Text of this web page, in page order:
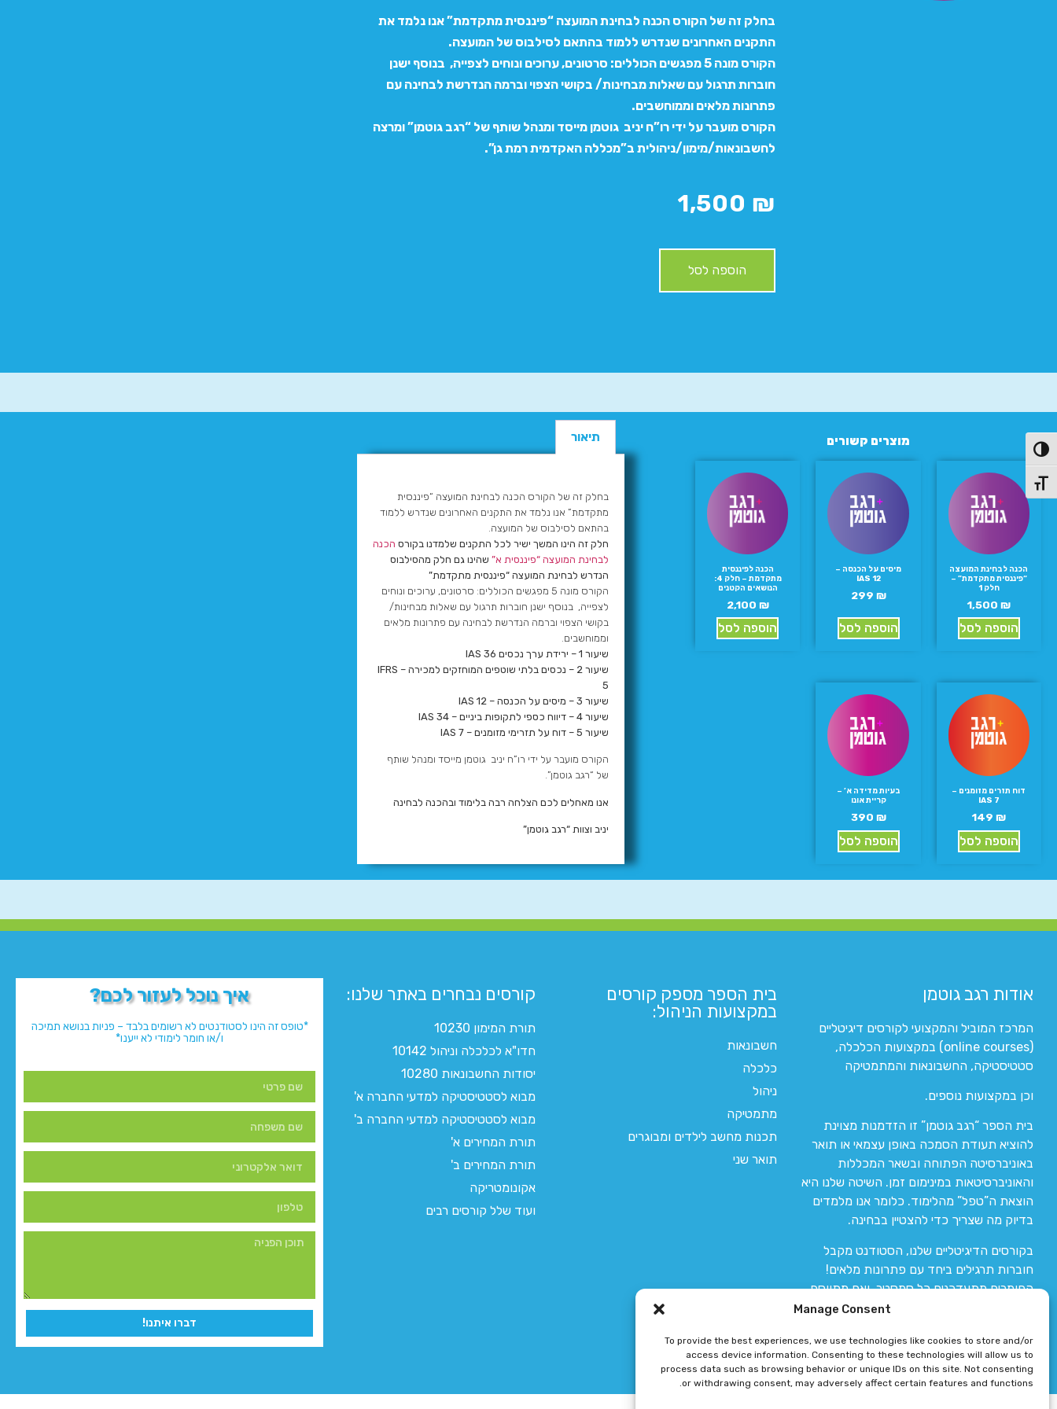
Manage Consent
To provide the best experiences, we use technologies like cookies to store and/or
access device information. Consenting to these technologies will allow us to
process data such as browsing behavior or unique IDs on this site. Not consenting
or withdrawing consent, may adversely affect certain features and functions.
הפעל/כבה ניגודיות גבוהה
מתג גודל גופן
בחלק זה של הקורס הכנה לבחינת המועצה “פיננסית מתקדמת” אנו נלמד את
התקנים האחרונים שנדרש ללמוד בהתאם לסילבוס של המועצה.
הקורס מונה 5 מפגשים הכוללים: סרטונים, ערוכים ונוחים לצפייה, בנוסף ישנן
חוברות תרגול עם שאלות מבחינות/ בקושי הצפוי וברמה הנדרשת לבחינה עם
פתרונות מלאים וממוחשבים.
הקורס מועבר על ידי רו”ח יניב גוטמן מייסד ומנהל שותף של “רגב גוטמן” ומרצה
לחשבונאות/מימון/ניהולית ב”מכללה האקדמית רמת גן”.
1,500 ₪
הוספה לסל
מוצרים קשורים
הכנה לבחינת המועצה
“פיננסית מתקדמת” –
חלק 1
1,500 ₪
הוספה לסל
מיסים על הכנסה –
IAS 12
299 ₪
הוספה לסל
הכנה לפיננסית
מתקדמת – חלק 4:
הנושאים הקטנים
2,100 ₪
הוספה לסל
דוח תזרים מזומנים –
IAS 7
149 ₪
הוספה לסל
בעיות מדידה א’ –
קריית אונו
390 ₪
הוספה לסל
תיאור
בחלק זה של הקורס הכנה לבחינת המועצה “פיננסית
מתקדמת” אנו נלמד את התקנים האחרונים שנדרש ללמוד
בהתאם לסילבוס של המועצה.
חלק זה הינו המשך ישיר לכל התקנים שלמדנו בקורס הכנה
לבחינת המועצה “פיננסית א” שהינו גם חלק מהסילבוס
הנדרש לבחינת המועצה “פיננסית מתקדמת”
הקורס מונה 5 מפגשים הכוללים: סרטונים, ערוכים ונוחים
לצפייה, בנוסף ישנן חוברות תרגול עם שאלות מבחינות/
בקושי הצפוי וברמה הנדרשת לבחינה עם פתרונות מלאים
וממוחשבים.
שיעור 1 – ירידת ערך נכסים IAS 36
שיעור 2 – נכסים בלתי שוטפים המוחזקים למכירה – IFRS
5
שיעור 3 – מיסים על הכנסה – IAS 12
שיעור 4 – דיווח כספי לתקופות ביניים – IAS 34
שיעור 5 – דוח על תזרימי מזומנים – IAS 7
הקורס מועבר על ידי רו”ח יניב גוטמן מייסד ומנהל שותף
של “רגב גוטמן”.
אנו מאחלים לכם הצלחה רבה בלימוד ובהכנה לבחינה
יניב וצוות “רגב גוטמן”
אודות רגב גוטמן
המרכז המוביל והמקצועי לקורסים דיגיטליים
(online courses) במקצועות הכלכלה,
סטטיסטיקה, החשבונאות והמתמטיקה
וכן במקצועות נוספים.
בית הספר “רגב גוטמן” זו הזדמנות מצוינת
להוציא תעודת הסמכה באופן עצמאי או תואר
באוניברסיטה הפתוחה ובשאר המכללות
והאוניברסיטאות במינימום זמן. השיטה שלנו היא
הוצאת ה”טפל” מהלימוד. כלומר אנו מלמדים
בדיוק מה שצריך כדי להצטיין בבחינה.
בקורסים הדיגיטליים שלנו, הסטודנט מקבל
חוברות תרגילים ביחד עם פתרונות מלאים!
החומרים מתעדכנים כל סמסטר, ואם מתווסף
חומר חדש אז הקורס מתעדכן יחד איתו.
בית הספר מספק קורסים
במקצועות הניהול:
חשבונאות
כלכלה
ניהול
מתמטיקה
תכנות מחשב לילדים ומבוגרים
תואר שני
קורסים נבחרים באתר שלנו:​
תורת המימון 10230
חדו"א לכלכלה וניהול 10142
יסודות החשבונאות 10280
מבוא לסטטיסטיקה למדעי החברה א'
מבוא לסטטיסטיקה למדעי החברה ב'
תורת המחירים א'
תורת המחירים ב'
אקונומטריקה
ועוד שלל קורסים רבים
איך נוכל לעזור לכם?
*טופס זה הינו לסטודנטים לא רשומים בלבד – פניות בנושא תמיכה
ו/או חומר לימודי לא ייענו*
דברו איתנו!